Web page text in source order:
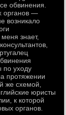
обвинения.
органов —
возникало
знает,
по уходу
протяжении
же схемой,
юристы
к которой
органов.